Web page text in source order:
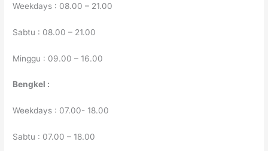
Weekdays : 08.00 – 21.00
Sabtu : 08.00 – 21.00
Minggu : 09.00 – 16.00
Bengkel :
Weekdays : 07.00- 18.00
Sabtu : 07.00 – 18.00